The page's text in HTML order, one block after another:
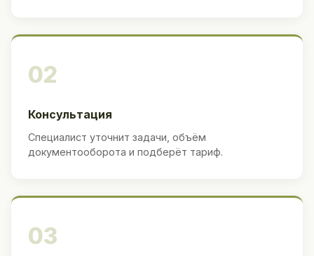
02
Консультация
Специалист уточнит задачи, объём
документооборота и подберёт тариф.
03